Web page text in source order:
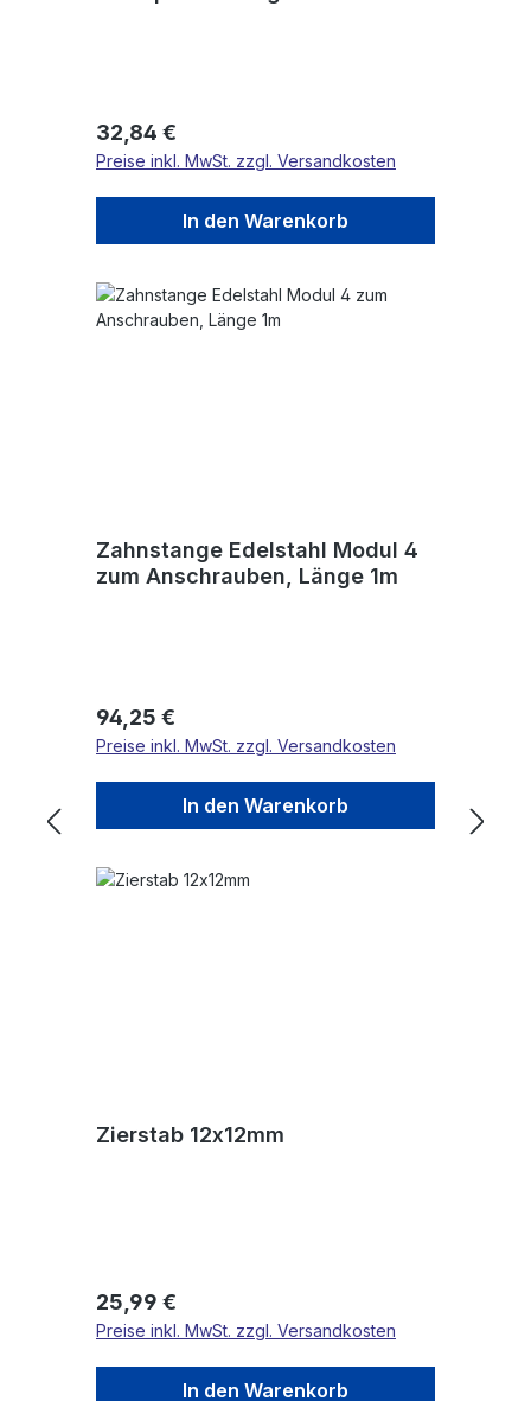
Regulärer Preis:
32,84 €
Preise inkl. MwSt. zzgl. Versandkosten
In den Warenkorb
Zahnstange Edelstahl Modul 4
zum Anschrauben, Länge 1m
Regulärer Preis:
94,25 €
Preise inkl. MwSt. zzgl. Versandkosten
In den Warenkorb
Zierstab 12x12mm
Regulärer Preis:
25,99 €
Preise inkl. MwSt. zzgl. Versandkosten
In den Warenkorb